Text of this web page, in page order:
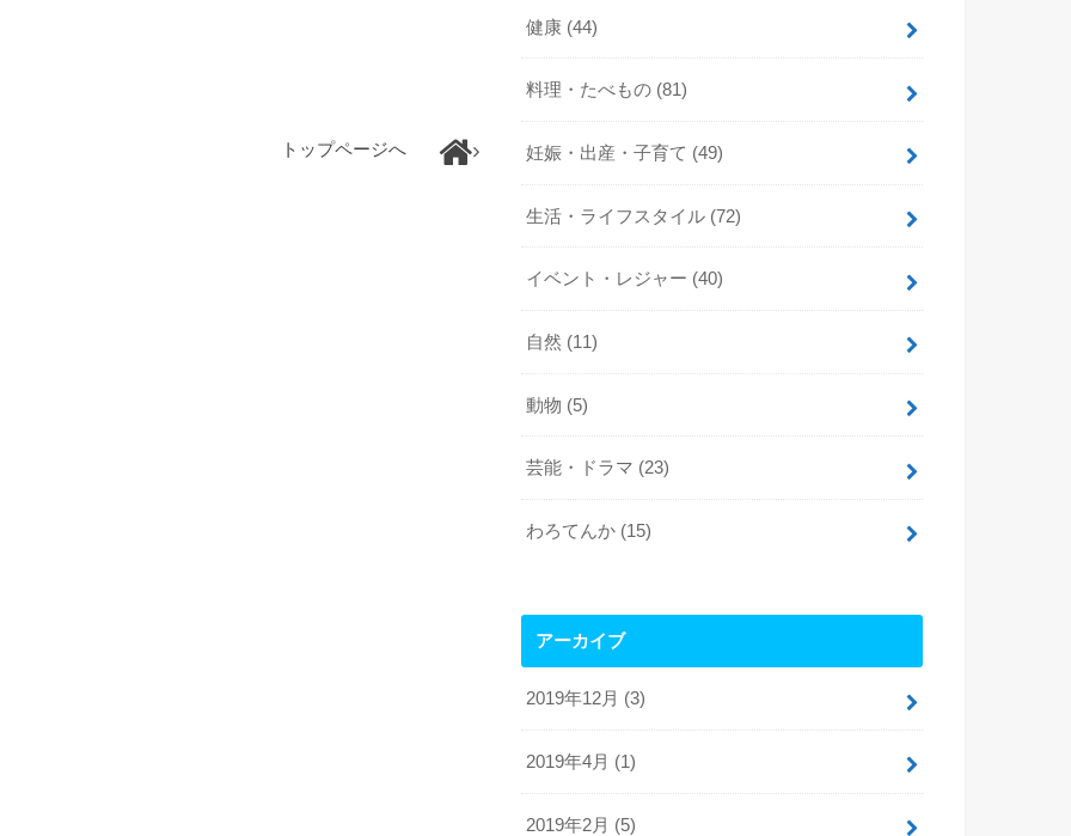
トップページへ
健康 (44)
料理・たべもの (81)
妊娠・出産・子育て (49)
生活・ライフスタイル (72)
イベント・レジャー (40)
自然 (11)
動物 (5)
芸能・ドラマ (23)
わろてんか (15)
アーカイブ
2019年12月 (3)
2019年4月 (1)
2019年2月 (5)